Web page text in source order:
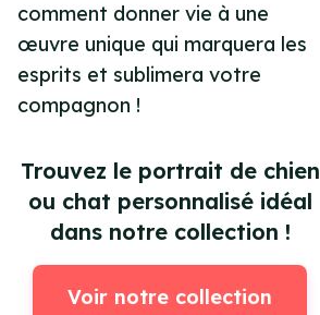
comment donner vie à une
œuvre unique qui marquera les
esprits et sublimera votre
compagnon !
Trouvez le portrait de chien
ou chat personnalisé idéal
dans notre collection !
Voir notre collection